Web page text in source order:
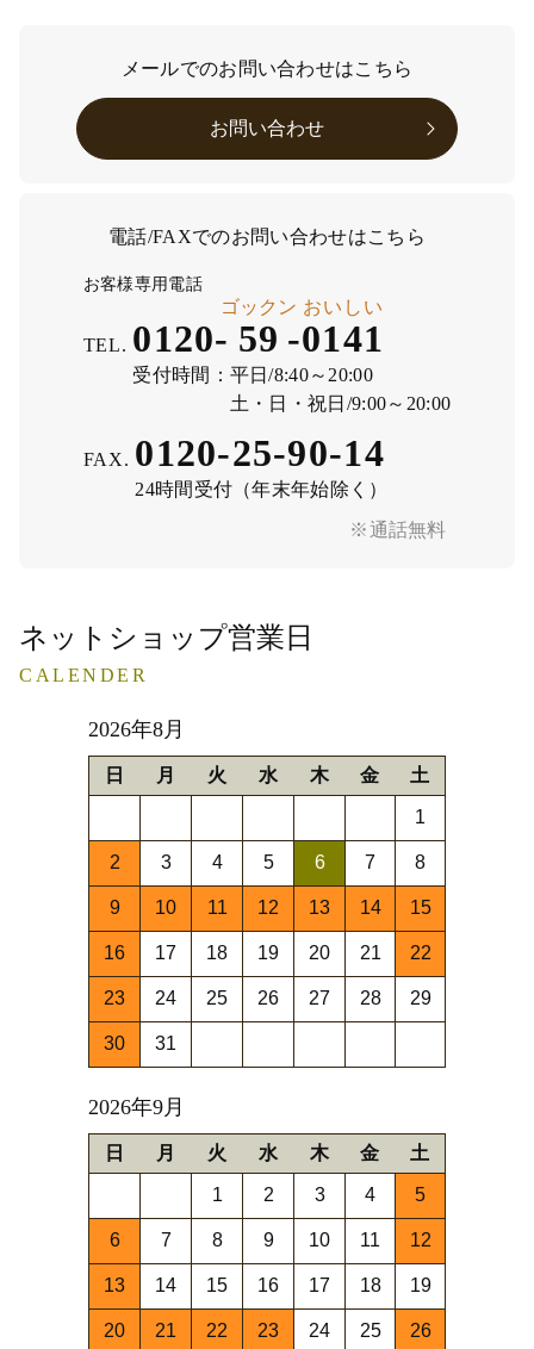
メールでのお問い合わせはこちら
お問い合わせ
電話/FAXでのお問い合わせはこちら
※通話無料
お客様専用電話
TEL. 0120- 59
ゴックン
-0141
おいしい
受付時間： 平日/8:40～20:00
土・日・祝日/9:00～20:00
FAX. 0120-25-90-14
24時間受付（年末年始除く）
ネットショップ営業日
CALENDER
2026年8月
日 月 火 水 木 金 土
1
2 3 4 5 6 7 8
9 10 11 12 13 14 15
16 17 18 19 20 21 22
23 24 25 26 27 28 29
30 31
2026年9月
日 月 火 水 木 金 土
1 2 3 4 5
6 7 8 9 10 11 12
13 14 15 16 17 18 19
20 21 22 23 24 25 26